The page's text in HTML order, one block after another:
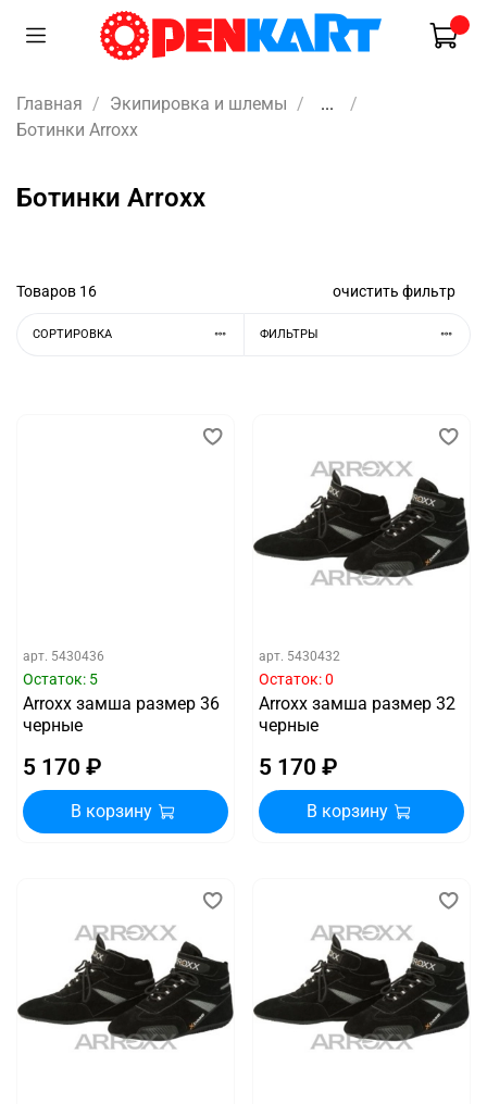
Главная Экипировка и шлемы
...
Ботинки Arroxx
Ботинки Arroxx
Товаров 16 очистить фильтр
СОРТИРОВКА ФИЛЬТРЫ
арт. 5430436
Остаток: 5
Arroxx замша размер 36
черные
5 170 ₽
В корзину
арт. 5430432
Остаток: 0
Arroxx замша размер 32
черные
5 170 ₽
В корзину